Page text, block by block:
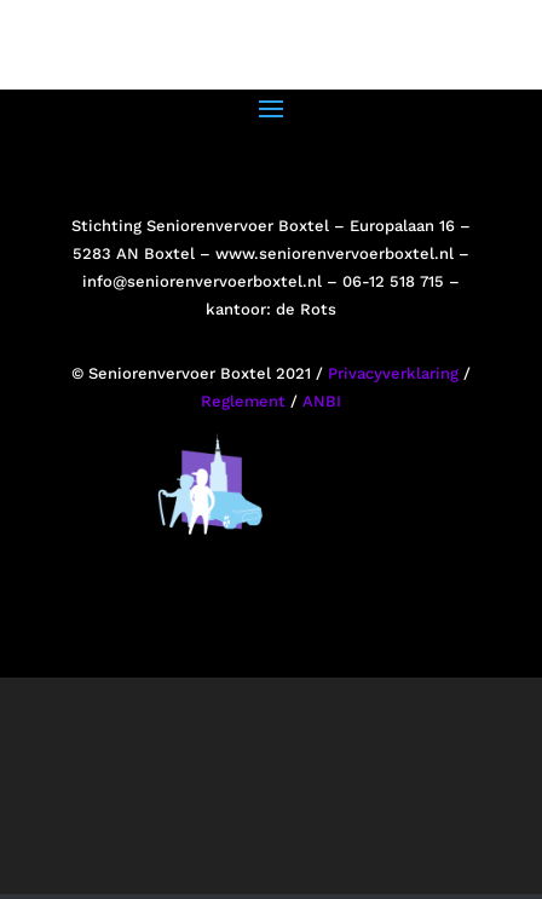
Stichting Seniorenvervoer Boxtel – Europalaan 16 –
5283 AN Boxtel – www.seniorenvervoerboxtel.nl–
info@seniorenvervoerboxtel.nl– 06-12 518 715 –
kantoor: de Rots
© Seniorenvervoer Boxtel 2021 / Privacyverklaring/
Reglement/ ANBI